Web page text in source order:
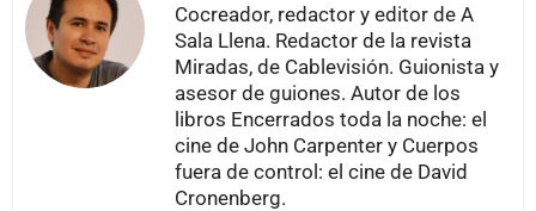
Cocreador, redactor y editor de A
Sala Llena. Redactor de la revista
Miradas, de Cablevisión. Guionista y
asesor de guiones. Autor de los
libros Encerrados toda la noche: el
cine de John Carpenter y Cuerpos
fuera de control: el cine de David
Cronenberg.